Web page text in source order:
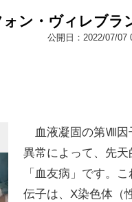
ン・ヴィレブラ
公開日： 2022/07/07
血液凝固の第Ⅷ因
異常によって、先
「血友病」です。
伝子は、X染色体（